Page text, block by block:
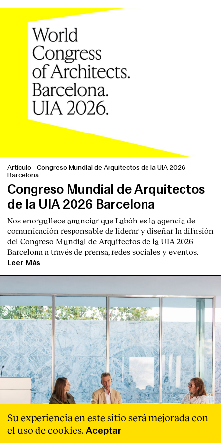
Artículo - Congreso Mundial de Arquitectos de la UIA 2026
Barcelona
Congreso Mundial de Arquitectos
de la UIA 2026 Barcelona
Nos enorgullece anunciar que Labóh es la agencia de
comunicación responsable de liderar y diseñar la difusión
del Congreso Mundial de Arquitectos de la UIA 2026
Barcelona a través de prensa, redes sociales y eventos.
Leer Más
Su experiencia en este sitio será mejorada con
el uso de cookies. Aceptar